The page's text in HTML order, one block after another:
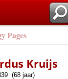
Pages
Kruijs
(68 jaar)